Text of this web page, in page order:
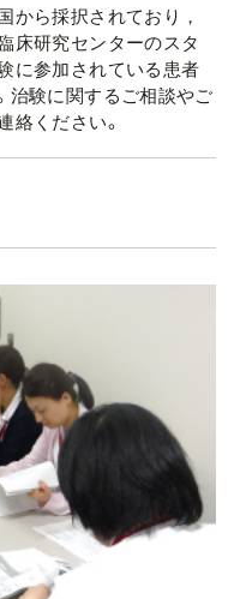
から採択されており，
床研究センターのスタ
に参加されている患者
治験に関するご相談やご
絡ください。